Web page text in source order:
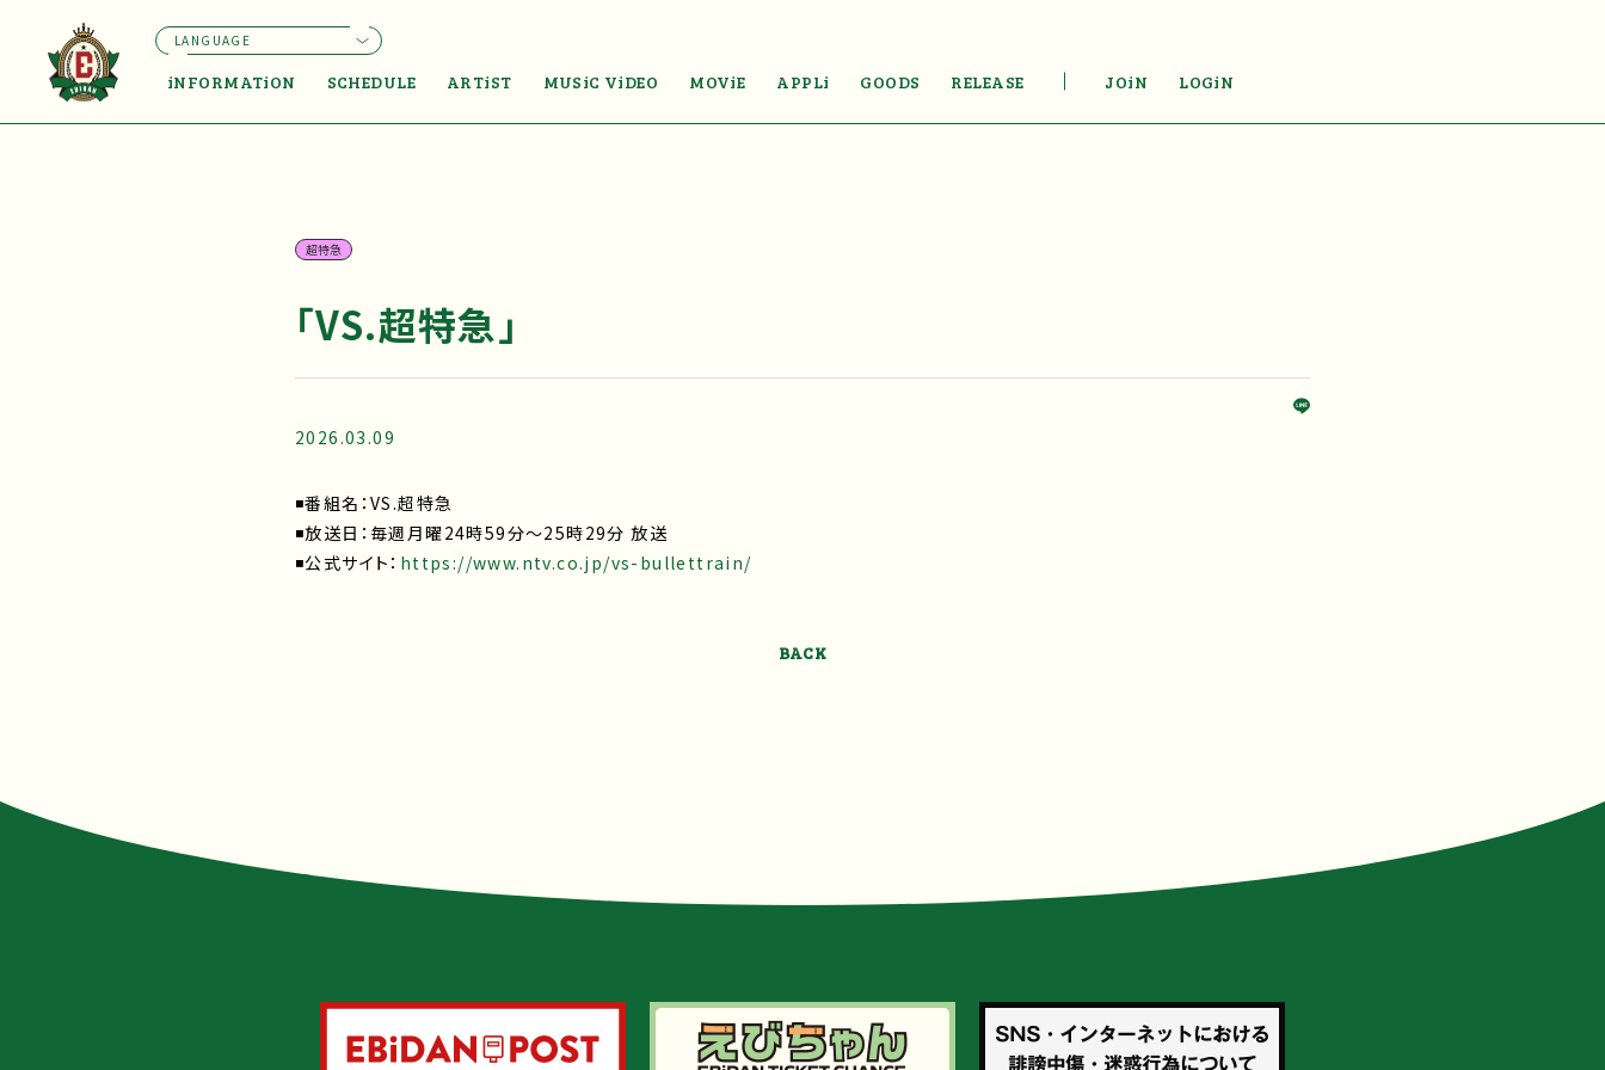
iNFORMATiON SCHEDULE ARTiST MUSiC ViDEO MOViE APPLi GOODS RELEASE JOiN LOGiN
LANGUAGE
超特急
「VS.超特急」
2026.03.09
◾️番組名：VS.超特急
◾️放送日：毎週月曜24時59分～25時29分 放送
◾️公式サイト： https://www.ntv.co.jp/vs-bullettrain/
BACK